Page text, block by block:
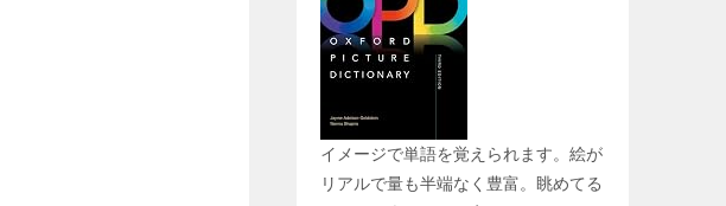
イメージで単語を覚えられます。絵が
リアルで量も半端なく豊富。眺めてる